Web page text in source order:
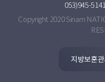
053)945-
Copyright 2020 Sinam
지방보훈